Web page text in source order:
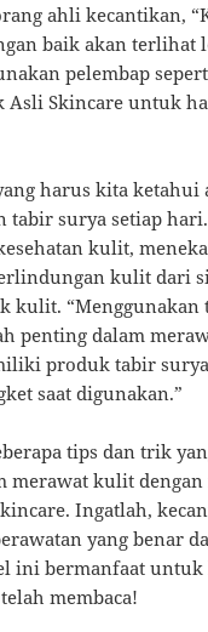
ahli kecantikan,
baik akan terlihat
pelembap
Asli Skincare untuk
harus kita ketahui
tabir surya setiap
kulit,
kulit dari
kulit. “Menggunakan
penting dalam
produk tabir
saat digunakan.”
tips dan trik
merawat kulit
Ingatlah,
yang benar
ini bermanfaat untuk
membaca!